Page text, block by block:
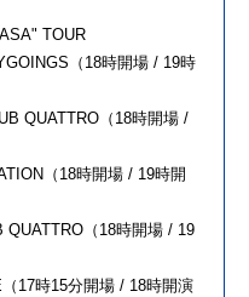
TOUR
（18時開場 / 19時
QUATTRO（18時開場 /
（18時開場 / 19時開
QUATTRO（18時開場 / 19
17時15分開場 / 18時開演